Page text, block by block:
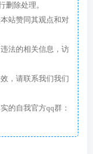
删除处理。
站赞同其观点和对
法的相关信息，访
，请联系我们我们
的自我官方qq群：